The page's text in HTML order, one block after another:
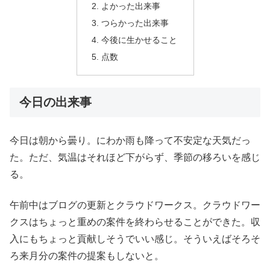
よかった出来事
つらかった出来事
今後に生かせること
点数
今日の出来事
今日は朝から曇り。にわか雨も降って不安定な天気だっ
た。ただ、気温はそれほど下がらず、季節の移ろいを感じ
る。
午前中はブログの更新とクラウドワークス。クラウドワー
クスはちょっと重めの案件を終わらせることができた。収
入にもちょっと貢献しそうでいい感じ。そういえばそろそ
ろ来月分の案件の提案もしないと。